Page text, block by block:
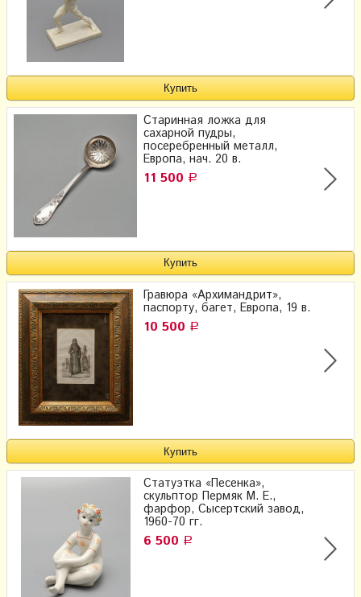
Старинная ложка для
сахарной пудры,
посеребренный металл,
Европа, нач. 20 в.
11 500 Р
Гравюра «Архимандрит»,
паспорту, багет, Европа, 19 в.
10 500 Р
Статуэтка «Песенка»,
скульптор Пермяк М. Е.,
фарфор, Сысертский завод,
1960-70 гг.
6 500 Р